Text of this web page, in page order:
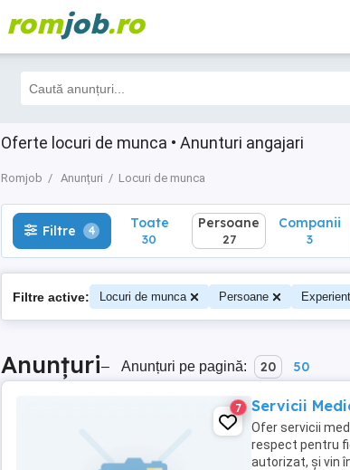
romjob.ro
Oferte locuri de munca • Anunturi angajari
Romjob Anunțuri Locuri de munca
Filtre 4 Toate
30
Filtre 4 Toate
30
Persoane
27
Companii
3
Filtre active: Locuri de munca Persoane
Anunțuri– Anunțuri pe pagină: 20 50
7 Servicii
Ofer servicii
respect pentru
autorizat, și vin